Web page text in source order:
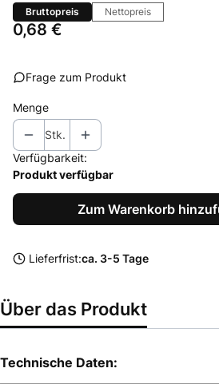
Bruttopreis Nettopreis
Preis
0,68 €
Frage zum Produkt
Menge
Stk.
Verfügbarkeit:
Produkt verfügbar
Zum Warenkorb
Lieferfrist:ca. 3-5 Tage
Über das Produkt
Technische Daten: